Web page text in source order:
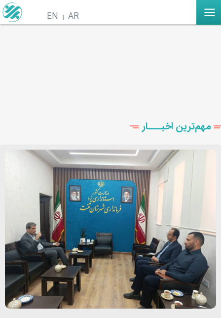
AR
EN
مهم‌ترین اخبـــار